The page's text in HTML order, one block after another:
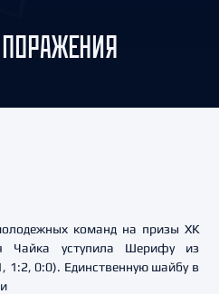
команд на призы ХК
Чайка уступила Шерифу из
1:2, 0:0). Единственную шайбу в